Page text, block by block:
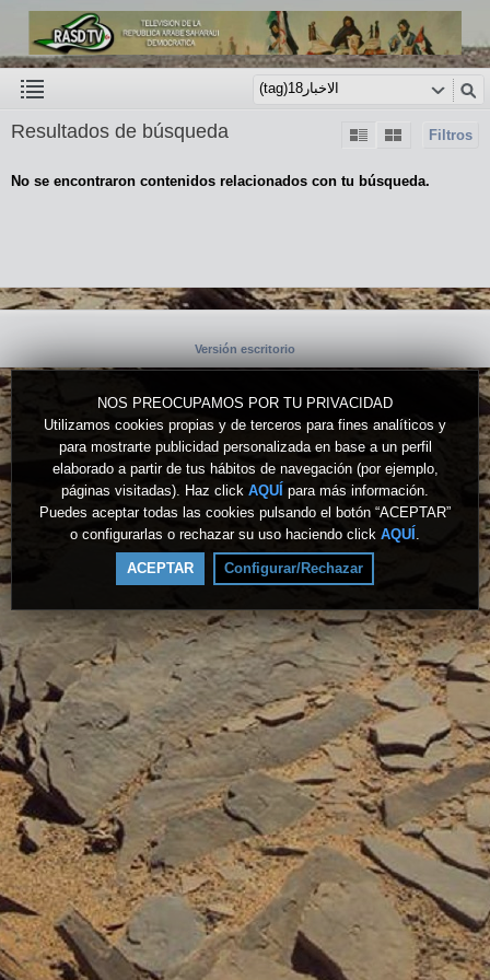
NOS PREOCUPAMOS POR TU PRIVACIDAD
Utilizamos cookies propias y de terceros para fines analíticos y
para mostrarte publicidad personalizada en base a un perfil
elaborado a partir de tus hábitos de navegación (por ejemplo,
páginas visitadas). Haz click AQUÍ para más información.
Puedes aceptar todas las cookies pulsando el botón “ACEPTAR”
o configurarlas o rechazar su uso haciendo click AQUÍ .
ACEPTAR Configurar/Rechazar
Filtros
Resultados de búsqueda
No se encontraron contenidos relacionados con tu búsqueda.
Versión escritorio